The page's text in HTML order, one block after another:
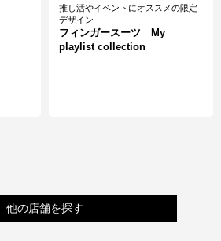
推し活やイベントにオススメの限定
デザイン
フィンガースーツ My
playlist collection
他の店舗を探す